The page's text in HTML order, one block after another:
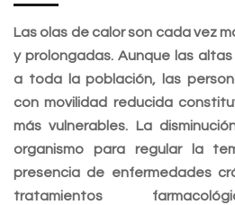
Las olas de calor son cada vez
y prolongadas. Aunque las
a toda la población, las
con movilidad reducida
más vulnerables. La
organismo para regular la
presencia de enfermedades
tratamientos